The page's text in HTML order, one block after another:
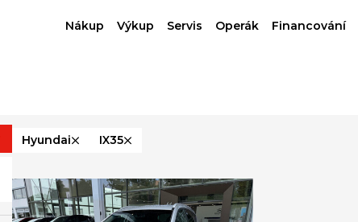
Nákup Výkup Servis Operák Financování
Hyundai IX35